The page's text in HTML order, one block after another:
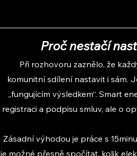
Proč nestačí
Při rozhovoru zaznělo, že
komunitní sdílení nastavit i sám.
„fungujícím výsledkem“. Smart
registraci a podpisu smluv, ale o
Zásadní výhodou je práce s
je možné přesně spočítat, kolik